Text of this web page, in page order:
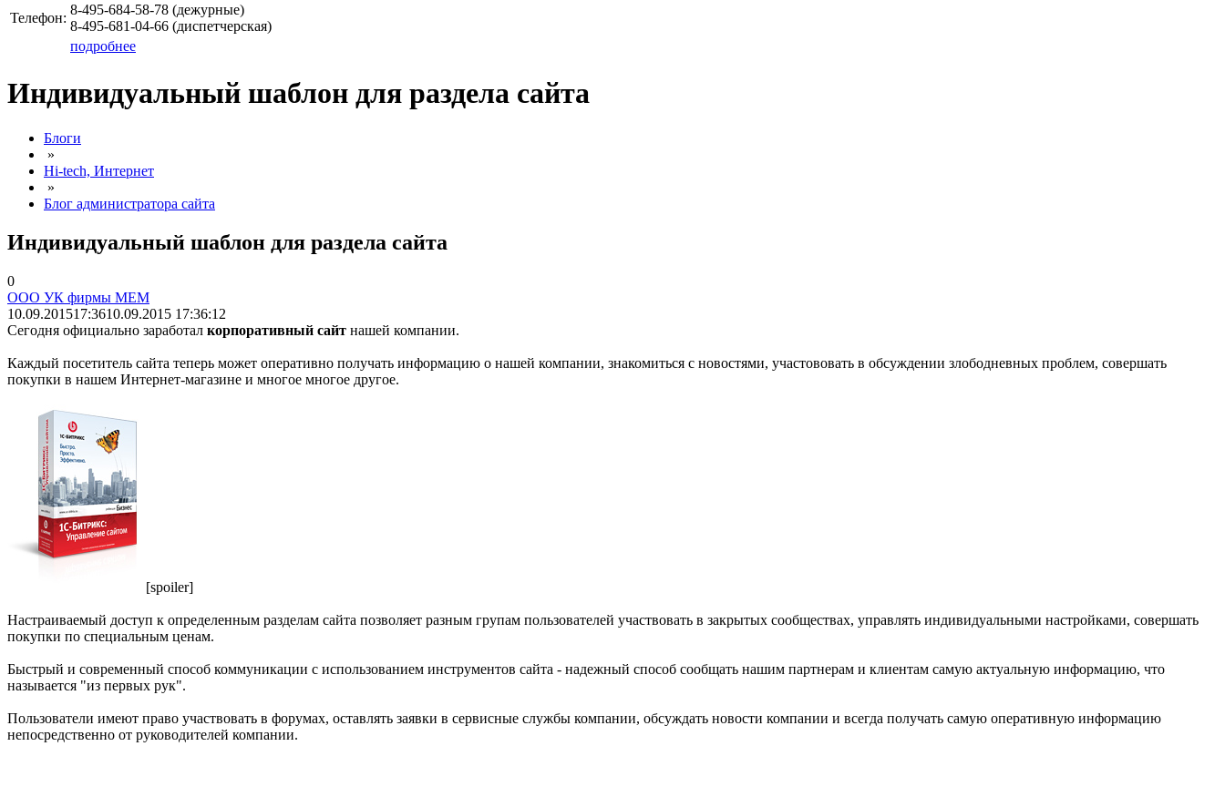
Телефон:
8-495-684-58-78 (дежурные)
8-495-681-04-66 (диспетчерская)
подробнее
Индивидуальный шаблон для раздела сайта
Блоги
»
Hi-tech, Интернет
»
Блог администратора сайта
Индивидуальный шаблон для раздела сайта
0
ООО УК фирмы МЕМ
10.09.201517:3610.09.2015 17:36:12
Сегодня официально заработал корпоративный сайт нашей компании.
Каждый посетитель сайта теперь может оперативно получать информацию о нашей компании, знакомиться с новостями, участововать в обсуждении злободневных проблем, совершать
покупки в нашем Интернет-магазине и многое многое другое.
[spoiler]
Настраиваемый доступ к определенным разделам сайта позволяет разным групам пользователей участвовать в закрытых сообществах, управлять индивидуальными настройками, совершать
покупки по специальным ценам.
Быстрый и современный способ коммуникации с использованием инструментов сайта - надежный способ сообщать нашим партнерам и клиентам самую актуальную информацию, что
называется "из первых рук".
Пользователи имеют право участвовать в форумах, оставлять заявки в сервисные службы компании, обсуждать новости компании и всегда получать самую оперативную информацию
непосредственно от руководителей компании.